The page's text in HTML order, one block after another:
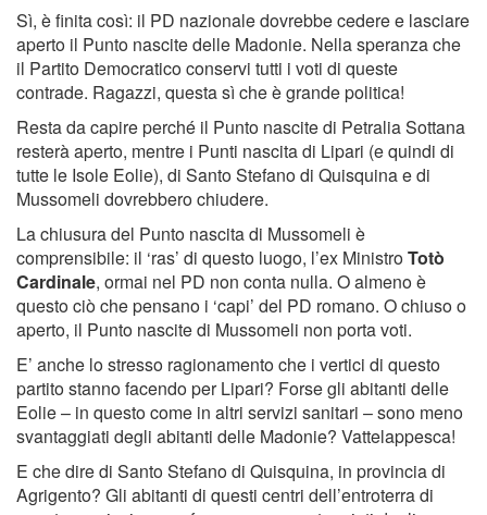
Sì, è finita così: il PD nazionale dovrebbe cedere e lasciare
aperto il Punto nascite delle Madonie. Nella speranza che
il Partito Democratico conservi tutti i voti di queste
contrade. Ragazzi, questa sì che è grande politica!
Resta da capire perché il Punto nascite di Petralia Sottana
resterà aperto, mentre i Punti nascita di Lipari (e quindi di
tutte le Isole Eolie), di Santo Stefano di Quisquina e di
Mussomeli dovrebbero chiudere.
La chiusura del Punto nascita di Mussomeli è
comprensibile: il ‘ras’ di questo luogo, l’ex MinistroTotò
Cardinale, ormai nel PD non conta nulla. O almeno è
questo ciò che pensano i ‘capi’ del PD romano. O chiuso o
aperto, il Punto nascite di Mussomeli non porta voti.
E’ anche lo stresso ragionamento che i vertici di questo
partito stanno facendo per Lipari? Forse gli abitanti delle
Eolie – in questo come in altri servizi sanitari – sono meno
svantaggiati degli abitanti delle Madonie? Vattelappesca!
E che dire di Santo Stefano di Quisquina, in provincia di
Agrigento? Gli abitanti di questi centri dell’entroterra di